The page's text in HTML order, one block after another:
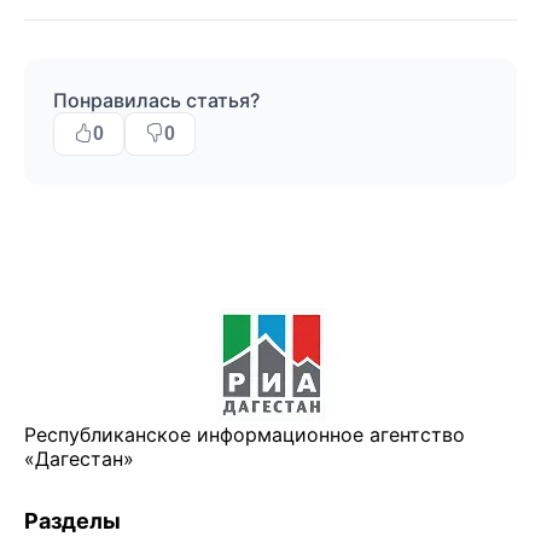
Понравилась статья?
0 0
Республиканское информационное агентство
«Дагестан»
Разделы